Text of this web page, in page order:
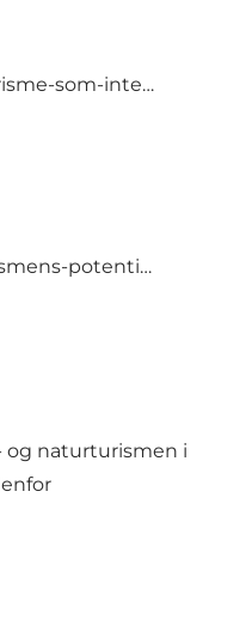
06_Dansk-turisme-som-international-frontrunner_Thomas-Kierkgaard_NTT-DATA.pdf
07_Kulturturismens-potentialer_Mette-Bjerrum-Jensen_Ringkobing-Skjern-Museum_Naturkraft_til site.pdf
og naturturismen i